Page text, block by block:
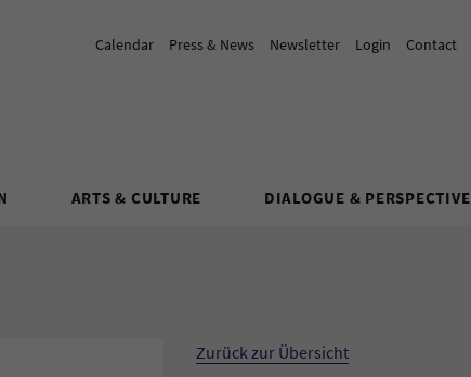
Calendar Press & News Newsletter Login Contact
ARTS & CULTURE DIALOGUE & PERSPECTIVE
Zurück zur Übersicht